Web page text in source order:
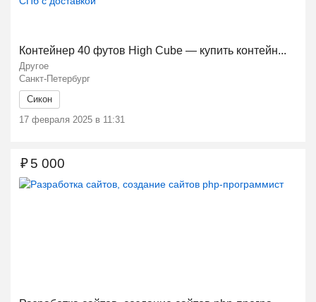
Контейнер 40 футов High Cube — купить контейн...
Другое
Санкт-Петербург
Сикон
17 февраля 2025 в 11:31
₽5 000